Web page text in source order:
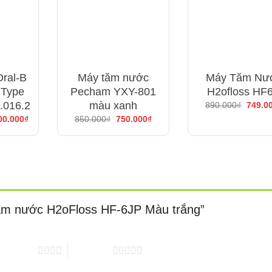
sử dụng được 30 ngày).
tiêu chuẩn, 1 cho lưỡi, 1 cho niềng răng, 1 cho nha chu.
B
₫Giá
tại
Máy tăm nước
Pecham YXY-801
màu xanh
850.000₫ Giá
là:
750.000₫Giá
tại
Máy Tăm
H2ofloss
890.000₫ Giá
nước H2oFloss HF-6JP Màu trắng”